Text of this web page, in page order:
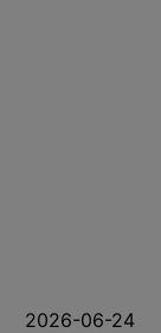
2026-06-24